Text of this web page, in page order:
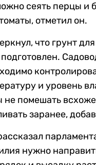
сеять перцы и
отметил он.
что грунт
и уровень
не помешать
заранее,
нужно